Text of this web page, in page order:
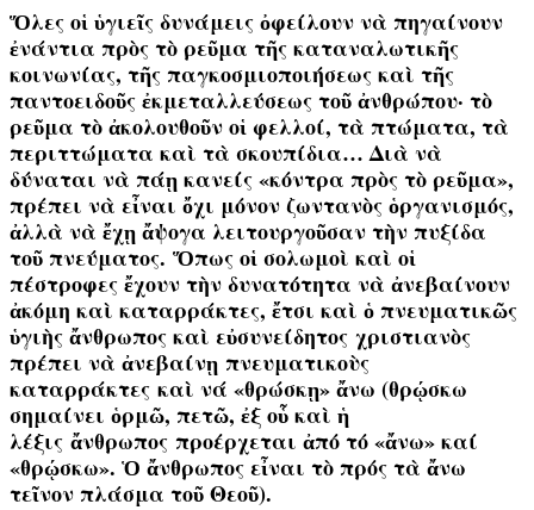
Ὅλες οἱ ὑγιεῖς δυνάμεις ὀφείλουν νὰ πηγαίνουν
ἐνάντια πρὸς τὸ ρεῦμα τῆς καταναλωτικῆς
κοινωνίας, τῆς παγκοσμιοποιήσεως καὶ τῆς
παντοειδοῦς ἐκμεταλλεύσεως τοῦ ἀνθρώπου· τὸ
ρεῦμα τὸ ἀκολουθοῦν οἱ φελλοί, τὰ πτώματα, τὰ
περιττώματα καὶ τὰ σκουπίδια… Διὰ νὰ
δύναται νὰ πάῃ κανείς «κόντρα πρὸς τὸ ρεῦμα»,
πρέπει νὰ εἶναι ὄχι μόνον ζωντανὸς ὁργανισμός,
ἀλλὰ νὰ ἔχῃ ἄψογα λειτουργοῦσαν τὴν πυξίδα
τοῦ πνεύματος. Ὅπως οἱ σολωμοὶ καὶ οἱ
πέστροφες ἔχουν τὴν δυνατότητα νὰ ἀνεβαίνουν
ἀκόμη καὶ καταρράκτες, ἔτσι καὶ ὁ πνευματικῶς
ὑγιὴς ἄνθρωπος καὶ εὐσυνείδητος χριστιανὸς
πρέπει νὰ ἀνεβαίνῃ πνευματικοὺς
καταρράκτες καὶ νά «θρώσκῃ» ἄνω (θρῴσκω
σημαίνει ὁρμῶ, πετῶ, ἐξ οὗ καὶ ἡ
λέξις ἄνθρωπος προέρχεται ἀπό τό «ἄνω» καί
«θρῴσκω». Ὁ ἄνθρωπος εἶναι τὸ πρός τὰ ἄνω
τεῖνον πλάσμα τοῦ Θεοῦ).